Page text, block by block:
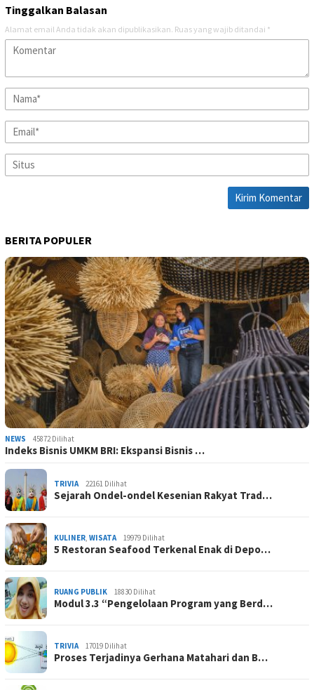
Tinggalkan Balasan
Alamat email Anda tidak akan dipublikasikan. Ruas yang wajib ditandai *
BERITA POPULER
NEWS 45872 Dilihat
Indeks Bisnis UMKM BRI: Ekspansi Bisnis …
TRIVIA 22161 Dilihat
Sejarah Ondel-ondel Kesenian Rakyat Trad…
KULINER, WISATA 19979 Dilihat
5 Restoran Seafood Terkenal Enak di Depo…
RUANG PUBLIK 18830 Dilihat
Modul 3.3 “Pengelolaan Program yang Berd…
TRIVIA 17019 Dilihat
Proses Terjadinya Gerhana Matahari dan B…